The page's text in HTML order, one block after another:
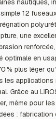
12
une
optimale en
% plus léger
les
Grâce au
même pour
: fabrication